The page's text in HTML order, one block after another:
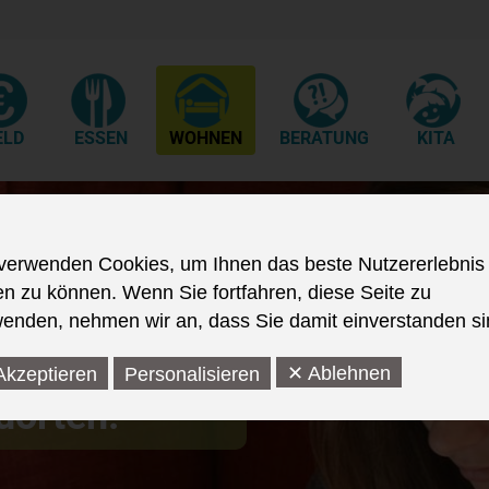
ESSEN WOHNEN BERATUNG KITA
Wohnraum
Cookies, um Ihnen das beste Nutzererlebnis
zu können. Wenn Sie fortfahren, diese Seite zu
nehmen wir an, dass Sie damit einverstanden
Personalisieren ✕ Ablehnen